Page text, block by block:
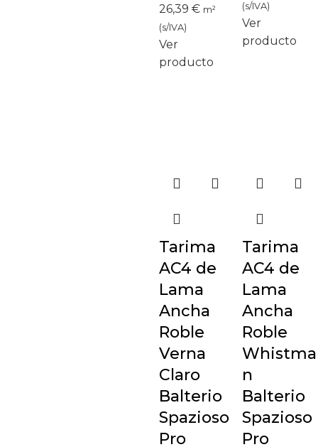
26,39 € m²
(s/IVA)
Ver
producto
(s/IVA)
Ver
producto
Tarima
AC4 de
Lama
Ancha
Roble
Verna
Claro
Balterio
Spazioso
Pro
Tarima
AC4 de
Lama
Ancha
Roble
Whistma
n
Balterio
Spazioso
Pro